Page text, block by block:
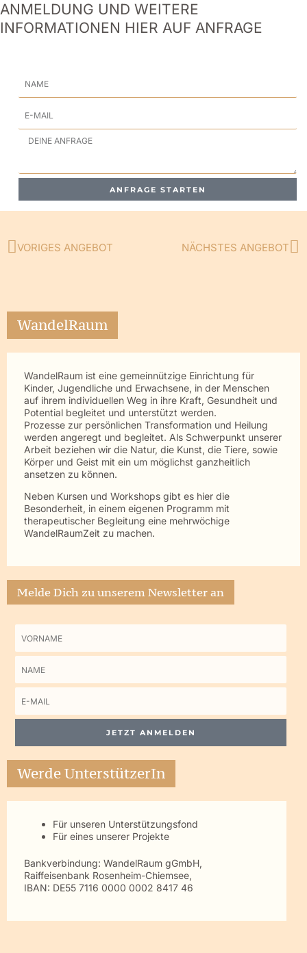
ANMELDUNG UND WEITERE
INFORMATIONEN HIER AUF ANFRAGE
Name
E-
Mail
Anfrage
ANFRAGE STARTEN
Zurück
VORIGES ANGEBOT NÄCHSTES ANGEBOT
WandelRaum
WandelRaum ist eine gemeinnützige Einrichtung für
Kinder, Jugendliche und Erwachsene, in der Menschen
auf ihrem individuellen Weg in ihre Kraft, Gesundheit und
Potential begleitet und unterstützt werden.
Prozesse zur persönlichen Transformation und Heilung
werden angeregt und begleitet. Als Schwerpunkt unserer
Arbeit beziehen wir die Natur, die Kunst, die Tiere, sowie
Körper und Geist mit ein um möglichst ganzheitlich
ansetzen zu können.
Neben Kursen und Workshops gibt es hier die
Besonderheit, in einem eigenen Programm mit
therapeutischer Begleitung eine mehrwöchige
WandelRaumZeit zu machen.
Melde Dich zu unserem Newsletter an
Vorname
Name
E-
Mail
JETZT ANMELDEN
Werde UnterstützerIn
Für unseren Unterstützungsfond
Für eines unserer Projekte
Bankverbindung: WandelRaum gGmbH,
Raiffeisenbank Rosenheim-Chiemsee,
IBAN: DE55 7116 0000 0002 8417 46